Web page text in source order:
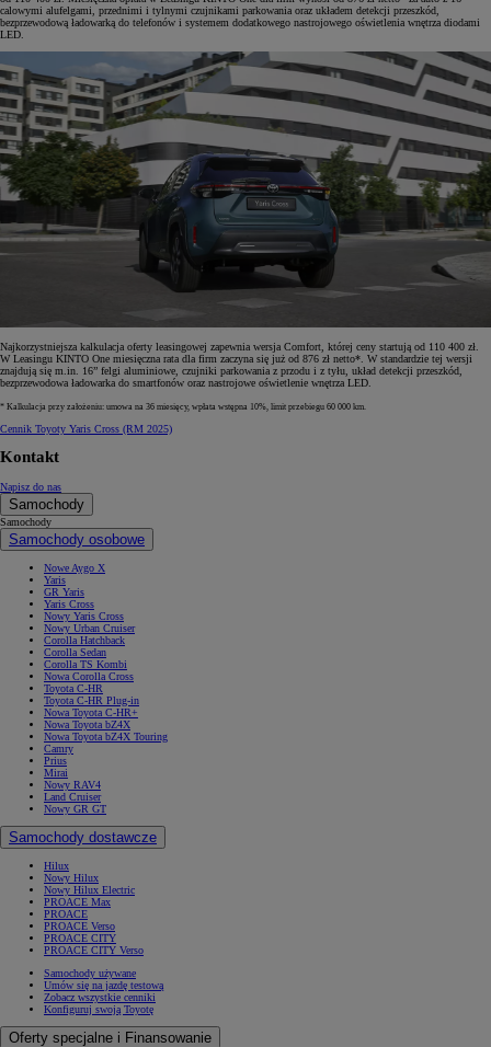
calowymi alufelgami, przednimi i tylnymi czujnikami parkowania oraz układem detekcji przeszkód,
bezprzewodową ładowarką do telefonów i systemem dodatkowego nastrojowego oświetlenia wnętrza diodami
LED.
Najkorzystniejsza kalkulacja oferty leasingowej zapewnia wersja Comfort, której ceny startują od 110 400 zł.
W Leasingu KINTO One miesięczna rata dla firm zaczyna się już od 876 zł netto*. W standardzie tej wersji
znajdują się m.in. 16” felgi aluminiowe, czujniki parkowania z przodu i z tyłu, układ detekcji przeszkód,
bezprzewodowa ładowarka do smartfonów oraz nastrojowe oświetlenie wnętrza LED.
* Kalkulacja przy założeniu: umowa na 36 miesięcy, wpłata wstępna 10%, limit przebiegu 60 000 km.
Cennik Toyoty Yaris Cross (RM 2025)
Kontakt
Napisz do nas
Samochody
Samochody
Samochody osobowe
Nowe Aygo X
Yaris
GR Yaris
Yaris Cross
Nowy Yaris Cross
Nowy Urban Cruiser
Corolla Hatchback
Corolla Sedan
Corolla TS Kombi
Nowa Corolla Cross
Toyota C-HR
Toyota C-HR Plug-in
Nowa Toyota C-HR+
Nowa Toyota bZ4X
Nowa Toyota bZ4X Touring
Camry
Prius
Mirai
Nowy RAV4
Land Cruiser
Nowy GR GT
Samochody dostawcze
Hilux
Nowy Hilux
Nowy Hilux Electric
PROACE Max
PROACE
PROACE Verso
PROACE CITY
PROACE CITY Verso
Samochody używane
Umów się na jazdę testową
Zobacz wszystkie cenniki
Konfiguruj swoją Toyotę
Oferty specjalne i Finansowanie